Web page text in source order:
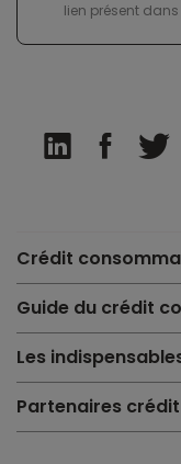
lien présent
Crédit
Guide du crédit
Les
Partenaires